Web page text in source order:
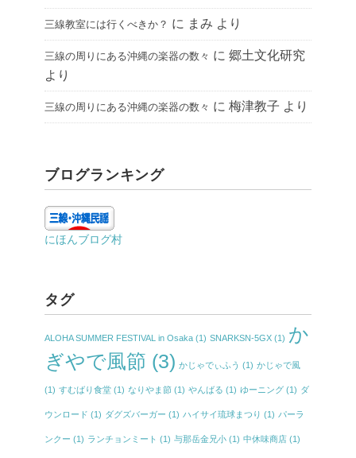
三線教室には行くべきか？ に まみ より
三線の周りにある沖縄の楽器の数々 に 郷土文化研究
より
三線の周りにある沖縄の楽器の数々 に 梅津教子 より
ブログランキング
にほんブログ村
タグ
ALOHA SUMMER FESTIVAL in Osaka (1) SNARKSN-5GX (1) か
ぎやで風節 (3) かじゃでぃふう (1) かじゃで風
(1) すむばり食堂 (1) なりやま節 (1) やんばる (1) ゆーニング (1) ダ
ウンロード (1) ダグズバーガー (1) ハイサイ琉球まつり (1) パーラ
ンクー (1) ランチョンミート (1) 与那岳金兄小 (1) 中休味商店 (1)